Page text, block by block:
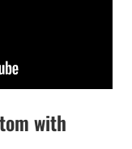
with